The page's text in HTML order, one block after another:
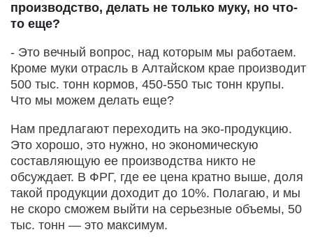
производство, делать не только муку, но что-
то еще?
- Это вечный вопрос, над которым мы работаем.
Кроме муки отрасль в Алтайском крае производит
500 тыс. тонн кормов, 450-550 тыс тонн крупы.
Что мы можем делать еще?
Нам предлагают переходить на эко-продукцию.
Это хорошо, это нужно, но экономическую
составляющую ее производства никто не
обсуждает. В ФРГ, где ее цена кратно выше, доля
такой продукции доходит до 10%. Полагаю, и мы
не скоро сможем выйти на серьезные объемы, 50
тыс. тонн — это максимум.